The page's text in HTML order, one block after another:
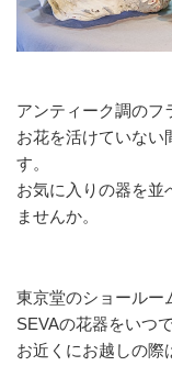
アンティーク調のフ
お花を活けていない
す。
お気に入りの器を並
ませんか。
東京堂のショールー
SEVAの花器をいつ
お近くにお越しの際